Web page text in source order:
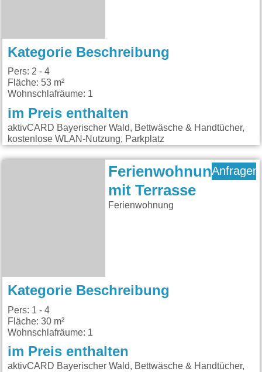
Kategorie Beschreibung
Pers: 2 - 4
Fläche: 53 m²
Wohnschlafräume: 1
im Preis enthalten
aktivCARD Bayerischer Wald, Bettwäsche & Handtücher,
kostenlose WLAN-Nutzung, Parkplatz
Ferienwohnung
mit Terrasse
Ferienwohnung
Anfragen
Kategorie Beschreibung
Pers: 1 - 4
Fläche: 30 m²
Wohnschlafräume: 1
im Preis enthalten
aktivCARD Bayerischer Wald, Bettwäsche & Handtücher,